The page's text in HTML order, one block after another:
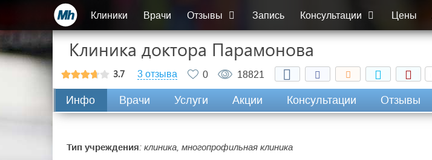
Клиники Врачи Отзывы Запись Консультации Цены
Клиника доктора Парамонова
3.7 3 отзыва 0 18821
Инфо Врачи Услуги Акции Консультации Отзывы
Тип учреждения: клиника, многопрофильная клиника